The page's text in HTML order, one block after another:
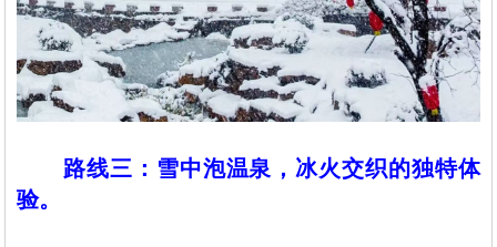
路线三：雪中泡温泉，冰火交织的独特体
验。